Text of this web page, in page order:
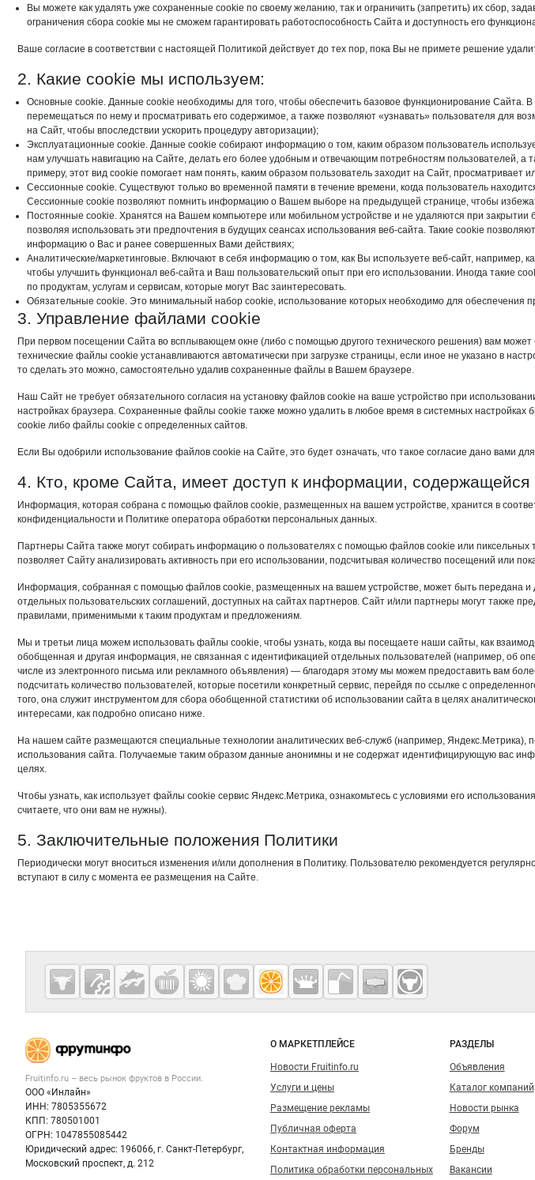
Вы можете как удалять уже сохраненные cookie по своему желанию, так и ограничить (запретить) их сбор,
ограничения сбора cookie мы не сможем гарантировать работоспособность Сайта и доступность его
Ваше согласие в соответствии с настоящей Политикой действует до тех пор, пока Вы не примете решение
2. Какие cookie мы используем:
Основные cookie. Данные cookie необходимы для того, чтобы обеспечить базовое функционирование Сайта.
перемещаться по нему и просматривать его содержимое, а также позволяют «узнавать» пользователя для
на Сайт, чтобы впоследствии ускорить процедуру авторизации);
Эксплуатационные cookie. Данные cookie собирают информацию о том, каким образом пользователь
нам улучшать навигацию на Сайте, делать его более удобным и отвечающим потребностям пользователей, а
примеру, этот вид cookie помогает нам понять, каким образом пользователь заходит на Сайт, просматривает
Сессионные cookie. Существуют только во временной памяти в течение времени, когда пользователь
Сессионные cookie позволяют помнить информацию о Вашем выборе на предыдущей странице, чтобы
Постоянные cookie. Хранятся на Вашем компьютере или мобильном устройстве и не удаляются при закрытии
позволяя использовать эти предпочтения в будущих сеансах использования веб-сайта. Такие cookie
информацию о Вас и ранее совершенных Вами действиях;
Аналитические/маркетинговые. Включают в себя информацию о том, как Вы используете веб-сайт,
чтобы улучшить функционал веб-сайта и Ваш пользовательский опыт при его использовании. Иногда
по продуктам, услугам и сервисам, которые могут Вас заинтересовать.
Обязательные cookie. Это минимальный набор cookie, использование которых необходимо для обеспечения
3. Управление файлами cookie
При первом посещении Сайта во всплывающем окне (либо с помощью другого технического решения) вам
технические файлы cookie устанавливаются автоматически при загрузке страницы, если иное не указано в
то сделать это можно, самостоятельно удалив сохраненные файлы в Вашем браузере.
Наш Сайт не требует обязательного согласия на установку файлов cookie на ваше устройство при
настройках браузера. Сохраненные файлы cookie также можно удалить в любое время в системных
cookie либо файлы cookie с определенных сайтов.
Если Вы одобрили использование файлов cookie на Сайте, это будет означать, что такое согласие дано вами
4. Кто, кроме Сайта, имеет доступ к информации,
Информация, которая собрана с помощью файлов cookie, размещенных на вашем устройстве, хранится в
конфиденциальности и Политике оператора обработки персональных данных.
Партнеры Сайта также могут собирать информацию о пользователях с помощью файлов cookie или пиксельных
позволяет Сайту анализировать активность при его использовании, подсчитывая количество посещений или
Информация, собранная с помощью файлов cookie, размещенных на вашем устройстве, может быть передана
отдельных пользовательских соглашений, доступных на сайтах партнеров. Сайт и/или партнеры могут также
правилами, применимыми к таким продуктам и предложениям.
Мы и третьи лица можем использовать файлы cookie, чтобы узнать, когда вы посещаете наши сайты, как
обобщенная и другая информация, не связанная с идентификацией отдельных пользователей (например, об
числе из электронного письма или рекламного объявления) — благодаря этому мы можем предоставить вам
подсчитать количество пользователей, которые посетили конкретный сервис, перейдя по ссылке с
того, она служит инструментом для сбора обобщенной статистики об использовании сайта в целях
интересами, как подробно описано ниже.
На нашем сайте размещаются специальные технологии аналитических веб-служб (например,
использования сайта. Получаемые таким образом данные анонимны и не содержат идентифицирующую вас
целях.
Чтобы узнать, как использует файлы cookie сервис Яндекс.Метрика, ознакомьтесь с условиями его
считаете, что они вам не нужны).
5. Заключительные положения Политики
Периодически могут вноситься изменения и/или дополнения в Политику. Пользователю рекомендуется
вступают в силу с момента ее размещения на Сайте.
Дополнительная информация
Cсылки на полезные проекты
Fruitinfo.ru
— рынок
фруктов
Важные разделы и контакты
Fruitinfo.ru – весь рынок фруктов в России.
ООО «Инлайн»
ИНН: 7805355672
КПП: 780501001
ОГРН: 1047855085442
Юридический адрес: 196066, г. Санкт-Петербург,
Московский проспект, д. 212
Навигация по сайту
О МАРКЕТПЛЕЙСЕ
Новости Fruitinfo.ru
Услуги и цены
Размещение рекламы
Публичная оферта
Контактная информация
Политика обработки персональных
РАЗДЕЛЫ
Объявления
Каталог компаний
Новости рынка
Форум
Бренды
Вакансии